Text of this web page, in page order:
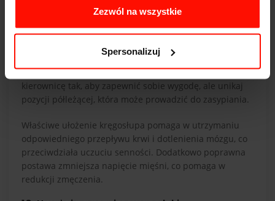
Zezwól na wszystkie
Spersonalizuj
większe ryzyko zaśnięcia za kierownicą.
9. Zachowuj odpowiednią postawę za
Podczas jazdy ważne jest, aby utrzymywać prawidłową
postawę za kierownicą. Dostosuj fotel, zagłówek i
kierownicę tak, aby zapewnić sobie wygodę, ale unikaj
pozycji półleżącej, która może prowadzić do zasypiania.
Właściwe ułożenie kręgosłupa pomaga w utrzymaniu
odpowiedniego przepływu krwi i dotlenienia mózgu, co
przeciwdziała uczuciu senności. Dodatkowo poprawna
postawa zmniejsza napięcie mięśni, co pomaga w
redukcji zmęczenia.